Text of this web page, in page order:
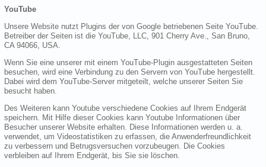
YouTube
Unsere Website nutzt Plugins der von Google betriebenen Seite YouTube.
Betreiber der Seiten ist die YouTube, LLC, 901 Cherry Ave., San Bruno,
CA 94066, USA.
Wenn Sie eine unserer mit einem YouTube-Plugin ausgestatteten Seiten
besuchen, wird eine Verbindung zu den Servern von YouTube hergestellt.
Dabei wird dem YouTube-Server mitgeteilt, welche unserer Seiten Sie
besucht haben.
Des Weiteren kann Youtube verschiedene Cookies auf Ihrem Endgerät
speichern. Mit Hilfe dieser Cookies kann Youtube Informationen über
Besucher unserer Website erhalten. Diese Informationen werden u. a.
verwendet, um Videostatistiken zu erfassen, die Anwenderfreundlichkeit
zu verbessern und Betrugsversuchen vorzubeugen. Die Cookies
verbleiben auf Ihrem Endgerät, bis Sie sie löschen.